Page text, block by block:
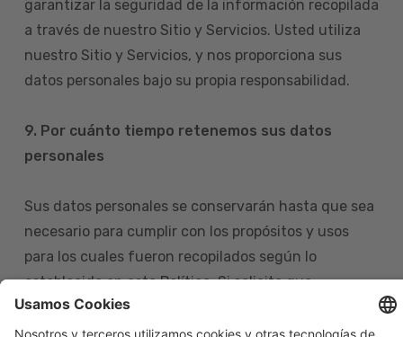
garantizar la seguridad de la información recopilada
a través de nuestro Sitio y Servicios. Usted utiliza
nuestro Sitio y Servicios, y nos proporciona sus
datos personales bajo su propia responsabilidad.
9. Por cuánto tiempo retenemos sus datos
personales
Sus datos personales se conservarán hasta que sea
necesario para cumplir con los propósitos y usos
para los cuales fueron recopilados según lo
establecido en esta Política. Si solicita que
eliminemos sus datos personales de nuestras bases
de datos, tenga en cuenta que igualmente